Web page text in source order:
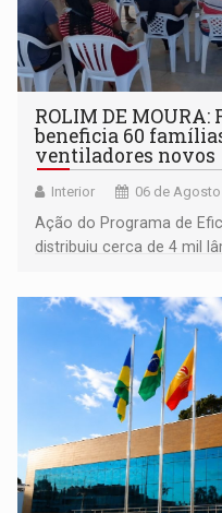
ROLIM DE
beneficia 60
ventiladores novos
Interior 06 de
Ação do Programa de
distribuiu cerca de 4 mil
comunidade